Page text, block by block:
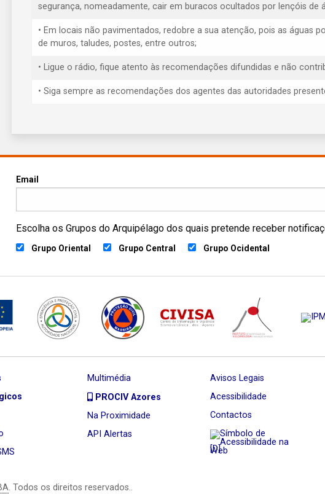
segurança, nomeadamente, cair em buracos ocultados por lençóis de
• Em locais não pavimentados, redobre a sua atenção, pois as águas
de muros, taludes, postes, entre outros;
• Ligue o rádio, fique atento às recomendações difundidas e não
• Siga sempre as recomendações dos agentes das autoridades
Email
Escolha os Grupos do Arquipélago dos quais pretende receber
Grupo Oriental Grupo Central Grupo Ocidental
Multimédia
PROCIV Azores
Na Proximidade
API Alertas
Avisos Legais
Acessibilidade
Contactos
[D]
. Todos os direitos reservados..